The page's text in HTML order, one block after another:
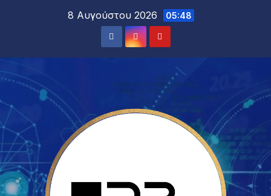
8 Αυγούστου 2026 05:48